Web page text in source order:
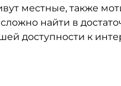
местные, также
найти в
доступности к